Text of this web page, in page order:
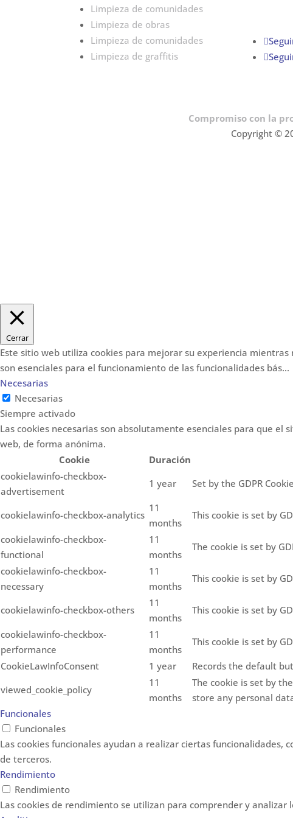
Limpieza de comunidades
Limpieza de obras
Limpieza de comunidades
Limpieza de graffitis
Compromiso con la
Copyright ©
Cerrar
Este sitio web utiliza cookies para mejorar su experiencia
son esenciales para el funcionamiento de las funcionalidades bás...
Necesarias
Necesarias
Siempre activado
Las cookies necesarias son absolutamente esenciales para que
web, de forma anónima.
Cookie
Duración
cookielawinfo-checkbox-
advertisement
1 year Set by the GDPR
cookielawinfo-checkbox-analytics
11
months
This cookie is set by
cookielawinfo-checkbox-
functional
11
months
The cookie is set by
cookielawinfo-checkbox-
necessary
11
months
This cookie is set by
cookielawinfo-checkbox-others
11
months
This cookie is set by
cookielawinfo-checkbox-
performance
11
months
This cookie is set by
CookieLawInfoConsent
1 year
Records the default
viewed_cookie_policy
11
months
The cookie is set by
store any personal
Funcionales
Funcionales
Las cookies funcionales ayudan a realizar ciertas
de terceros.
Rendimiento
Rendimiento
Las cookies de rendimiento se utilizan para comprender y